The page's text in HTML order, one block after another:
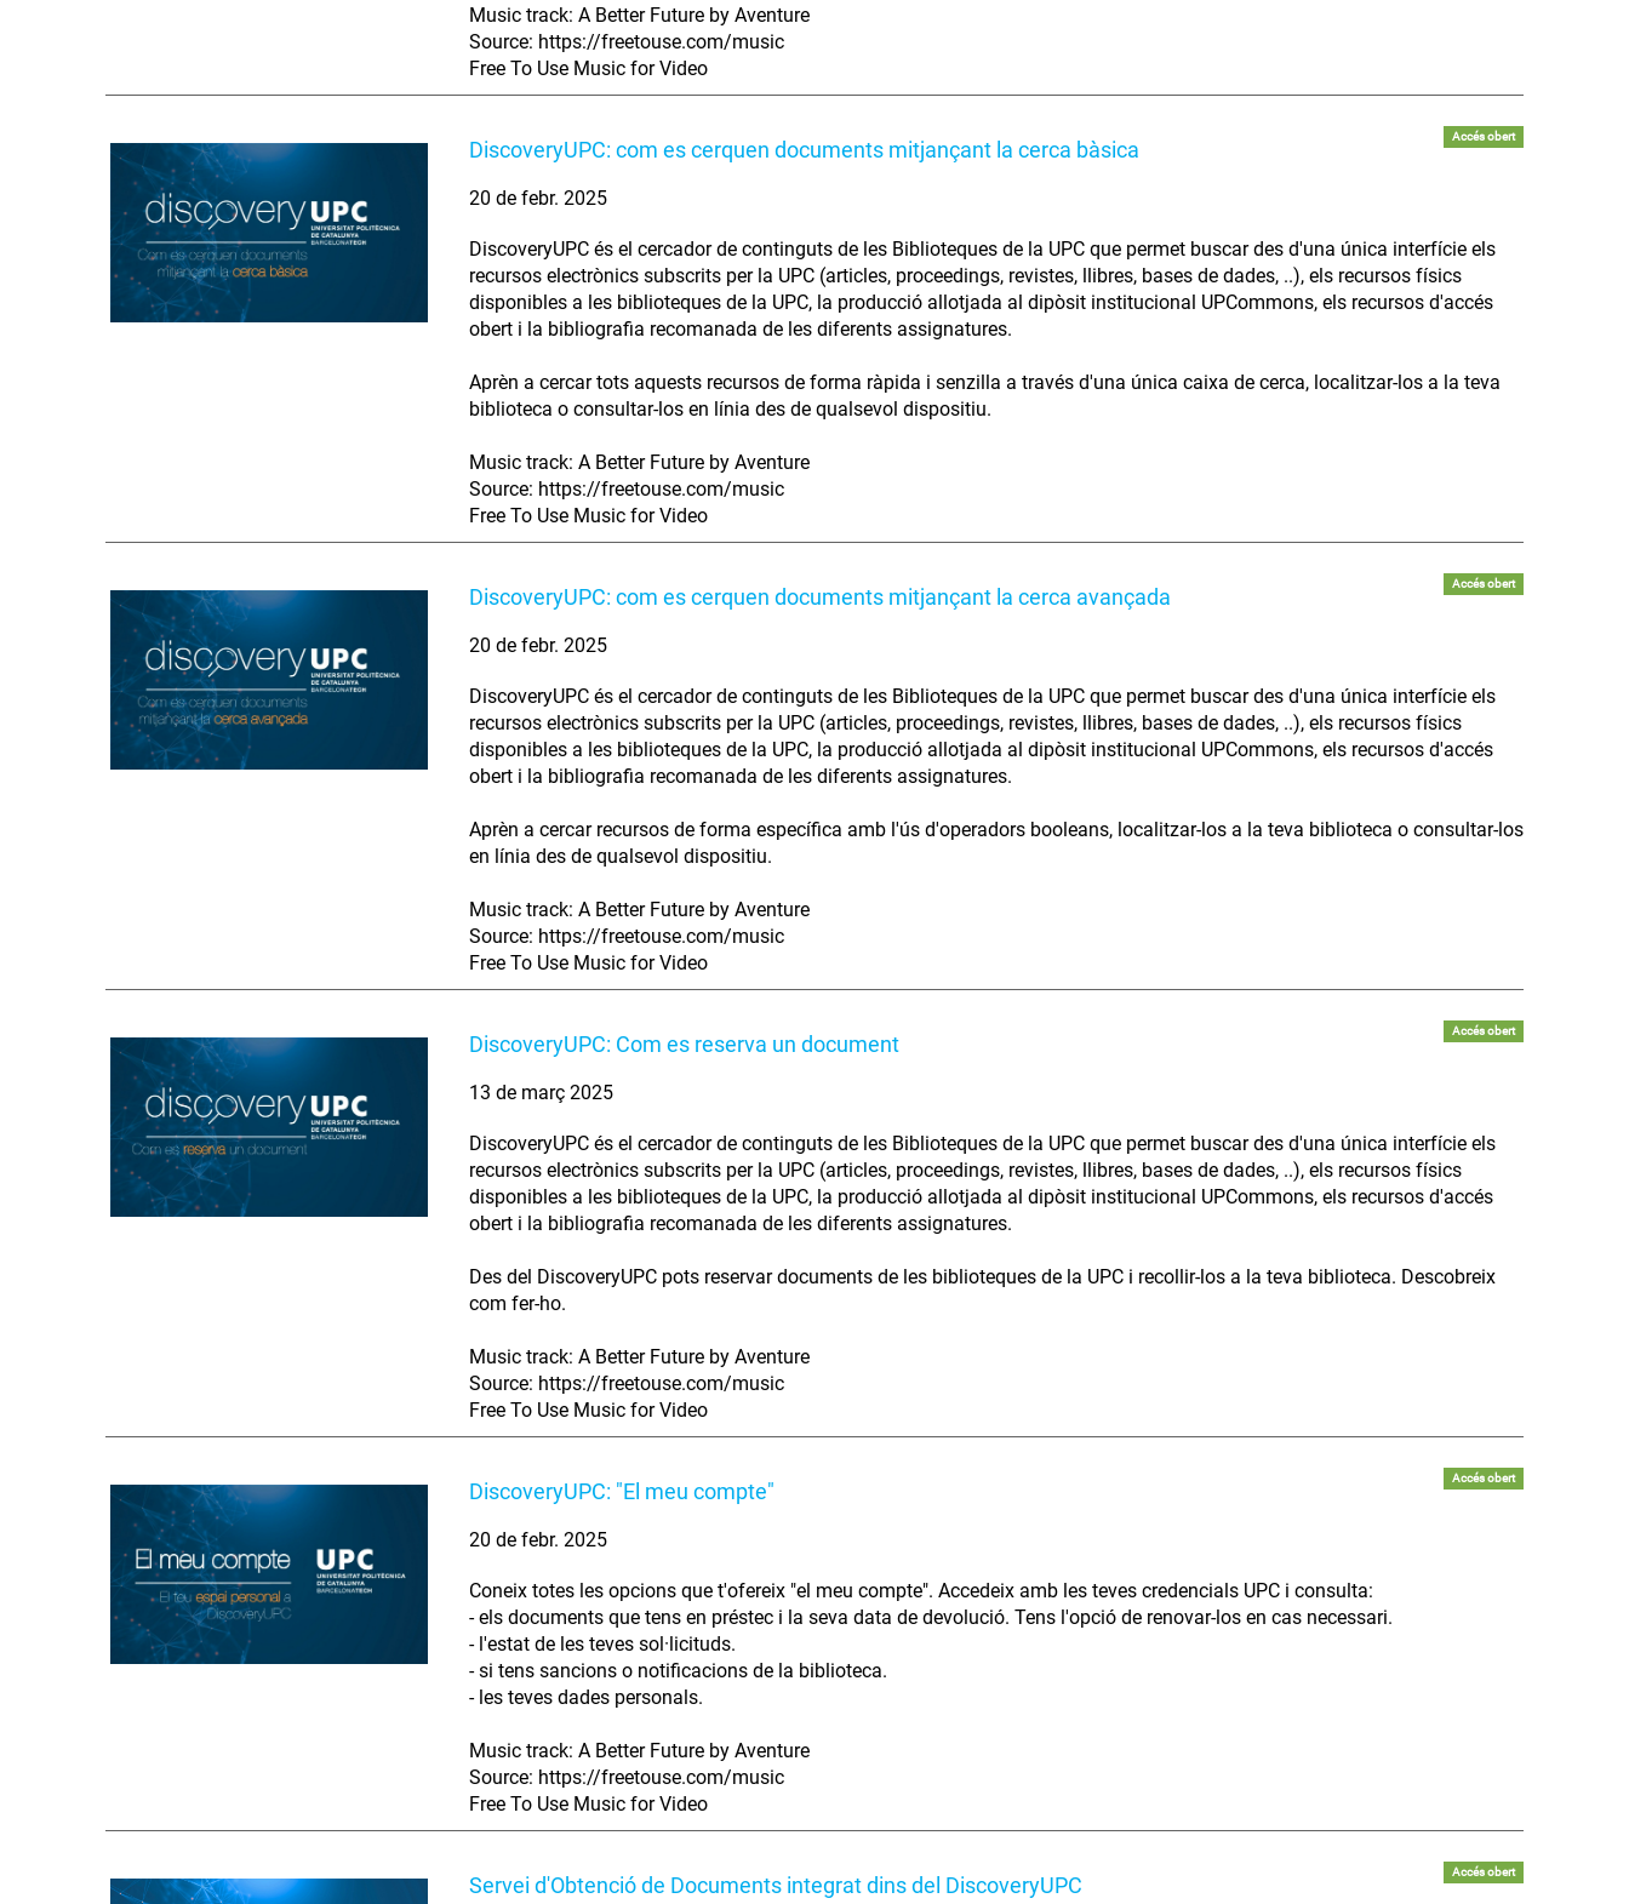
Music track: A Better Future by Aventure
Source: https://freetouse.com/music
Free To Use Music for Video
DiscoveryUPC: com es cerquen documents mitjançant la cerca bàsica
Accés obert
20 de febr. 2025
DiscoveryUPC és el cercador de continguts de les Biblioteques de la UPC que permet buscar des d'una única interfície els
recursos electrònics subscrits per la UPC (articles, proceedings, revistes, llibres, bases de dades, ..), els recursos físics
disponibles a les biblioteques de la UPC, la producció allotjada al dipòsit institucional UPCommons, els recursos d'accés
obert i la bibliografia recomanada de les diferents assignatures.
Aprèn a cercar tots aquests recursos de forma ràpida i senzilla a través d'una única caixa de cerca, localitzar-los a la teva
biblioteca o consultar-los en línia des de qualsevol dispositiu.
Music track: A Better Future by Aventure
Source: https://freetouse.com/music
Free To Use Music for Video
DiscoveryUPC: com es cerquen documents mitjançant la cerca avançada
Accés obert
20 de febr. 2025
DiscoveryUPC és el cercador de continguts de les Biblioteques de la UPC que permet buscar des d'una única interfície els
recursos electrònics subscrits per la UPC (articles, proceedings, revistes, llibres, bases de dades, ..), els recursos físics
disponibles a les biblioteques de la UPC, la producció allotjada al dipòsit institucional UPCommons, els recursos d'accés
obert i la bibliografia recomanada de les diferents assignatures.
Aprèn a cercar recursos de forma específica amb l'ús d'operadors booleans, localitzar-los a la teva biblioteca o consultar-los
en línia des de qualsevol dispositiu.
Music track: A Better Future by Aventure
Source: https://freetouse.com/music
Free To Use Music for Video
DiscoveryUPC: Com es reserva un document
Accés obert
13 de març 2025
DiscoveryUPC és el cercador de continguts de les Biblioteques de la UPC que permet buscar des d'una única interfície els
recursos electrònics subscrits per la UPC (articles, proceedings, revistes, llibres, bases de dades, ..), els recursos físics
disponibles a les biblioteques de la UPC, la producció allotjada al dipòsit institucional UPCommons, els recursos d'accés
obert i la bibliografia recomanada de les diferents assignatures.
Des del DiscoveryUPC pots reservar documents de les biblioteques de la UPC i recollir-los a la teva biblioteca. Descobreix
com fer-ho.
Music track: A Better Future by Aventure
Source: https://freetouse.com/music
Free To Use Music for Video
DiscoveryUPC: "El meu compte"
Accés obert
20 de febr. 2025
Coneix totes les opcions que t'ofereix "el meu compte". Accedeix amb les teves credencials UPC i consulta:
- els documents que tens en préstec i la seva data de devolució. Tens l'opció de renovar-los en cas necessari.
- l'estat de les teves sol·licituds.
- si tens sancions o notificacions de la biblioteca.
- les teves dades personals.
Music track: A Better Future by Aventure
Source: https://freetouse.com/music
Free To Use Music for Video
Servei d'Obtenció de Documents integrat dins del DiscoveryUPC
Accés obert